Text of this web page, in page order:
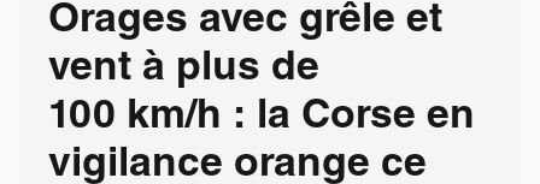
Orages avec grêle et
vent à plus de
100 km/h : la Corse en
vigilance orange ce